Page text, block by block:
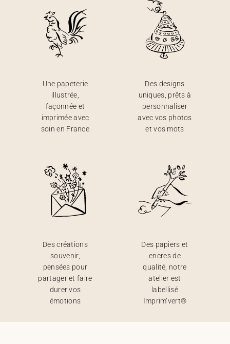
Une papeterie
illustrée,
façonnée et
imprimée avec
soin en France
Des designs
uniques, prêts à
personnaliser
avec vos photos
et vos mots
Des créations
souvenir,
pensées pour
partager et faire
durer vos
émotions
Des papiers et
encres de
qualité, notre
atelier est
labellisé
Imprim’vert®